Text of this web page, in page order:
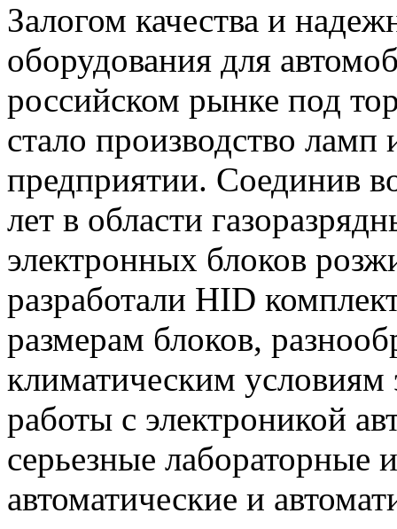
Залогом качества и
оборудования для
российском рынке под
стало производство
предприятии. Соединив
лет в области
электронных блоков
разработали HID
размерам блоков,
климатическим условиям
работы с электроникой
серьезные лабораторные
автоматические и